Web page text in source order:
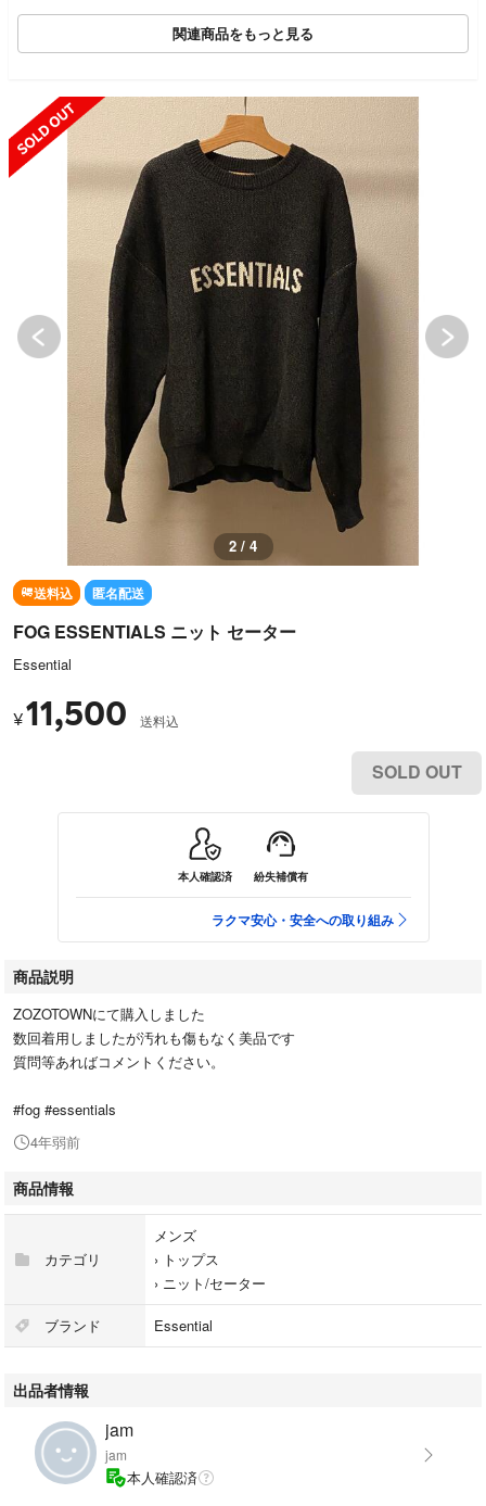
関連商品をもっと見る
SOLD OUT
3 / 4
送料込 匿名配送
FOG ESSENTIALS ニット セーター
Essential
¥11,500 送料込
SOLD OUT
本人確認済 紛失補償有
ラクマ安心・安全への取り組み
商品説明
ZOZOTOWNにて購入しました
数回着用しましたが汚れも傷もなく美品です
質問等あればコメントください。
#fog #essentials
4年弱前
商品情報
カテゴリ
メンズ
› トップス
› ニット/セーター
ブランド Essential
出品者情報
jam
jam
本人確認済